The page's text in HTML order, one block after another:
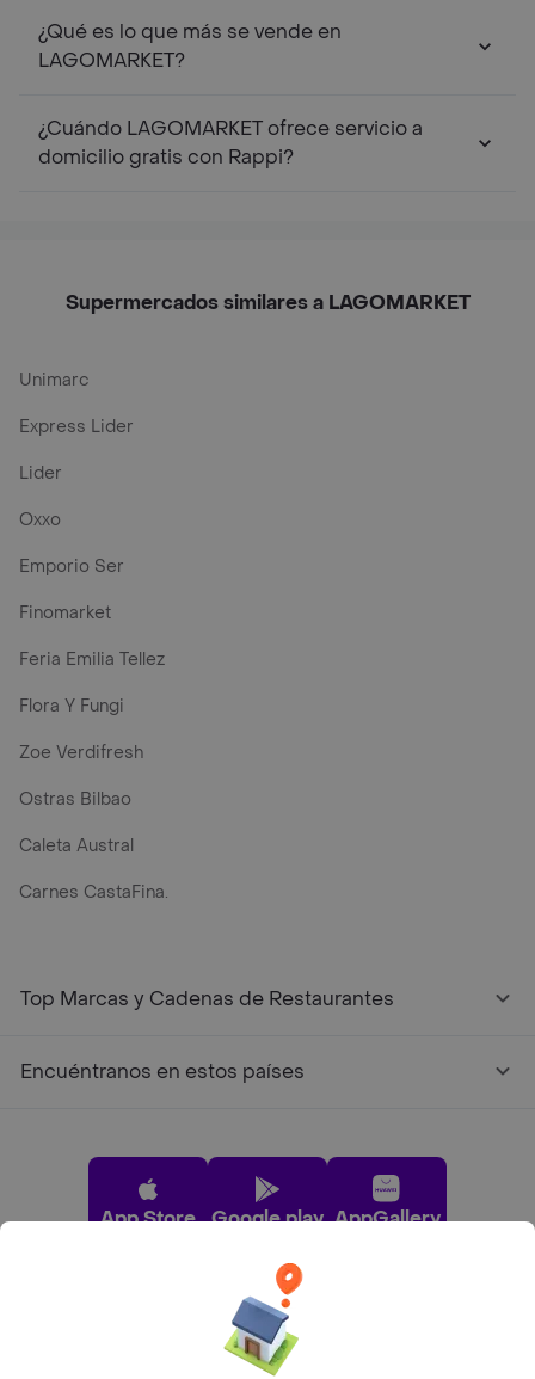
¿Qué es lo que más se vende en
LAGOMARKET?
¿Cuándo LAGOMARKET ofrece servicio a
domicilio gratis con Rappi?
Supermercados similares a LAGOMARKET
Unimarc
Express Lider
Lider
Oxxo
Emporio Ser
Finomarket
Feria Emilia Tellez
Flora Y Fungi
Zoe Verdifresh
Ostras Bilbao
Caleta Austral
Carnes CastaFina.
Top Marcas y Cadenas de Restaurantes
Encuéntranos en estos países
App Store Google play AppGallery
Pide tu comida favorita cerca de ti